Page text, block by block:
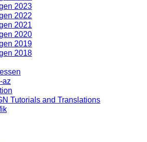
2023
2022
2021
2020
2019
2018
az
Tutorials and Translations